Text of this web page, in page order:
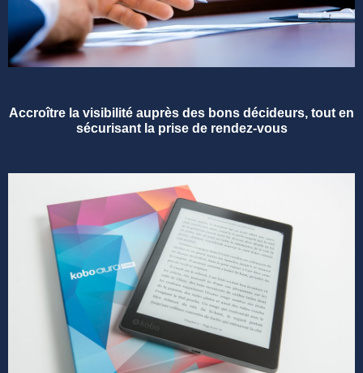
Accroître la visibilité auprès des bons décideurs, tout en
sécurisant la prise de rendez-vous